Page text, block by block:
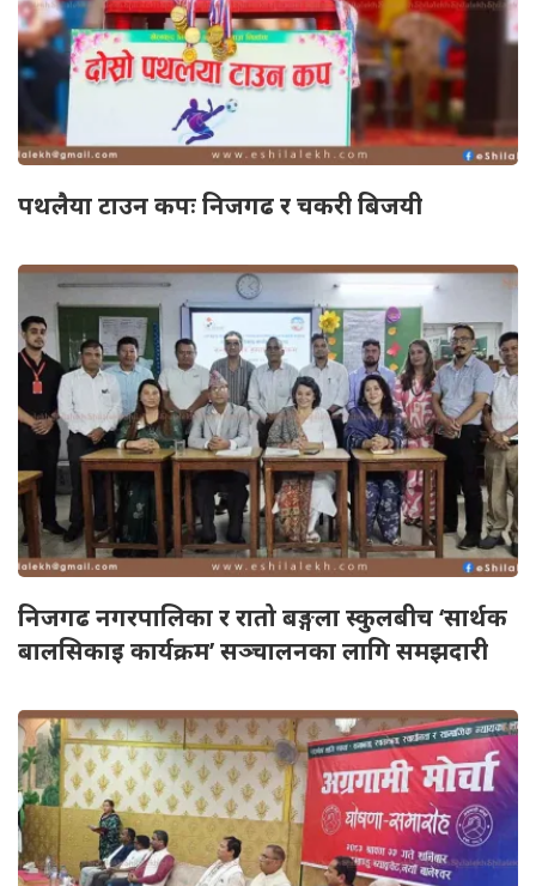
पथलैया टाउन कपः निजगढ र चकरी बिजयी
निजगढ नगरपालिका र रातो बङ्गला स्कुलबीच ‘सार्थक
बालसिकाइ कार्यक्रम’ सञ्चालनका लागि समझदारी